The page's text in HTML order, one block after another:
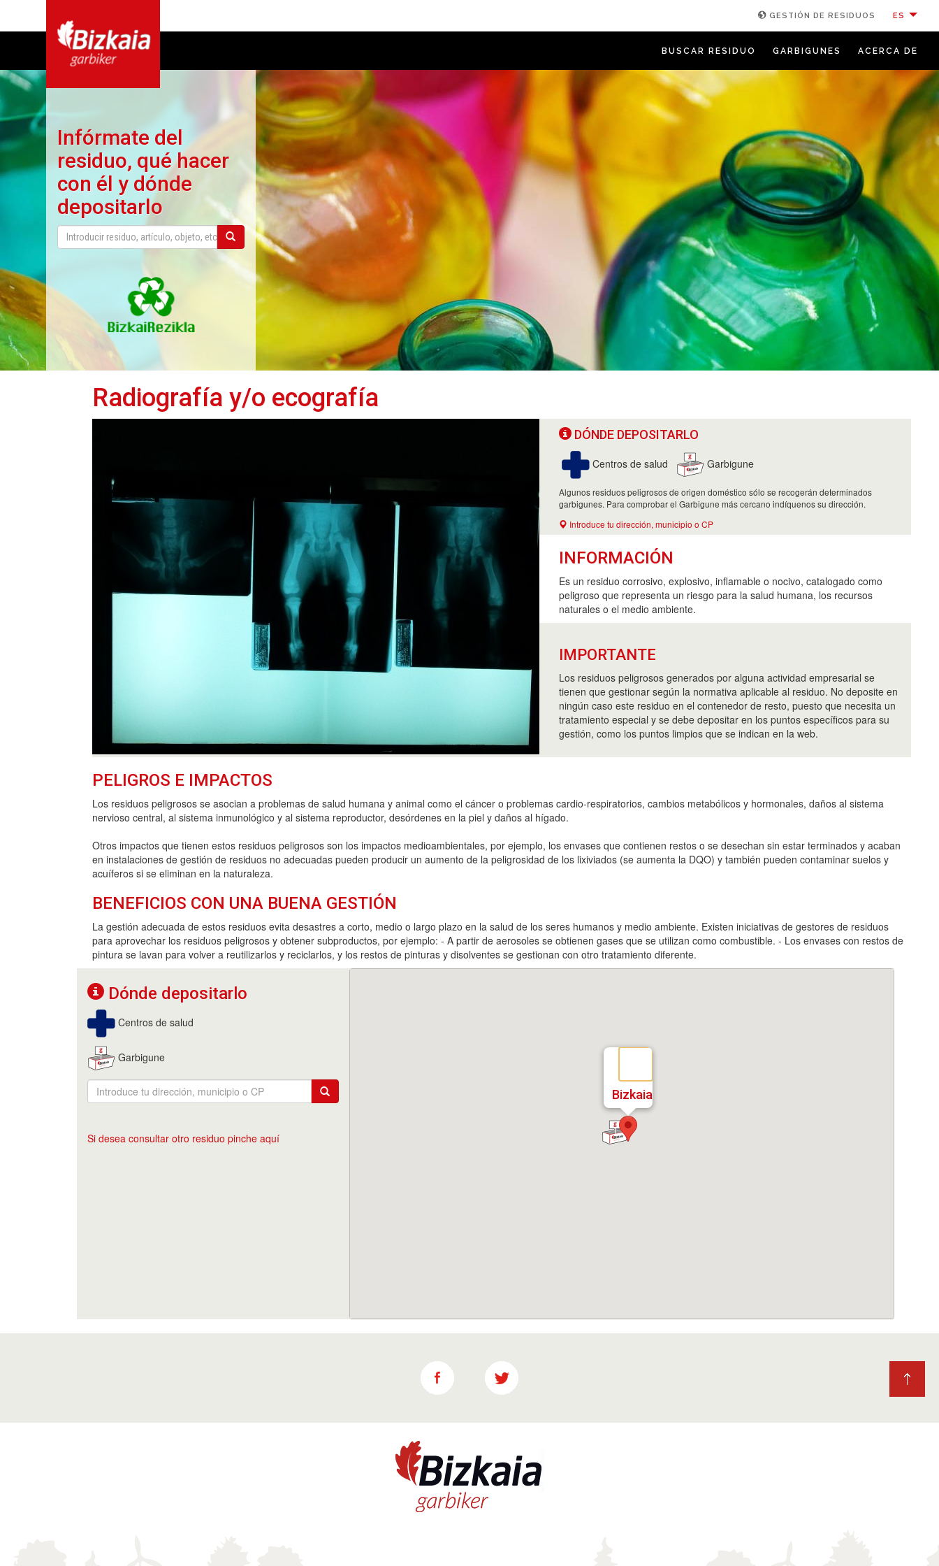
GESTIÓN DE RESIDUOS ES
BUSCAR RESIDUO GARBIGUNES ACERCA DE
Infórmate del
residuo, qué hacer
con él y dónde
depositarlo
Radiografía y/o ecografía
DÓNDE DEPOSITARLO
Centros de salud Garbigune
Algunos residuos peligrosos de origen doméstico sólo se recogerán determinados
garbigunes. Para comprobar el Garbigune más cercano indíquenos su dirección.
Introduce tu dirección, municipio o CP
INFORMACIÓN
Es un residuo corrosivo, explosivo, inflamable o nocivo, catalogado como
peligroso que representa un riesgo para la salud humana, los recursos
naturales o el medio ambiente.
IMPORTANTE
Los residuos peligrosos generados por alguna actividad empresarial se
tienen que gestionar según la normativa aplicable al residuo. No deposite en
ningún caso este residuo en el contenedor de resto, puesto que necesita un
tratamiento especial y se debe depositar en los puntos específicos para su
gestión, como los puntos limpios que se indican en la web.
PELIGROS E IMPACTOS
Los residuos peligrosos se asocian a problemas de salud humana y animal como el cáncer o problemas cardio-respiratorios, cambios metabólicos y hormonales, daños al sistema
nervioso central, al sistema inmunológico y al sistema reproductor, desórdenes en la piel y daños al hígado.
Otros impactos que tienen estos residuos peligrosos son los impactos medioambientales, por ejemplo, los envases que contienen restos o se desechan sin estar terminados y acaban
en instalaciones de gestión de residuos no adecuadas pueden producir un aumento de la peligrosidad de los lixiviados (se aumenta la DQO) y también pueden contaminar suelos y
acuíferos si se eliminan en la naturaleza.
BENEFICIOS CON UNA BUENA GESTIÓN
La gestión adecuada de estos residuos evita desastres a corto, medio o largo plazo en la salud de los seres humanos y medio ambiente. Existen iniciativas de gestores de residuos
para aprovechar los residuos peligrosos y obtener subproductos, por ejemplo: - A partir de aerosoles se obtienen gases que se utilizan como combustible. - Los envases con restos de
pintura se lavan para volver a reutilizarlos y reciclarlos, y los restos de pinturas y disolventes se gestionan con otro tratamiento diferente.
Dónde depositarlo
Centros de salud
Garbigune
Si desea consultar otro residuo pinche aquí
Bizkaia